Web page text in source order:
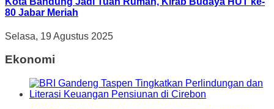
80 Jabar Meriah
Selasa, 19 Agustus 2025
Ekonomi